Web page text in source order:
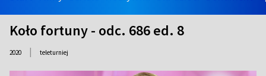
Koło fortuny - odc. 686 ed. 8
2020 | teleturniej